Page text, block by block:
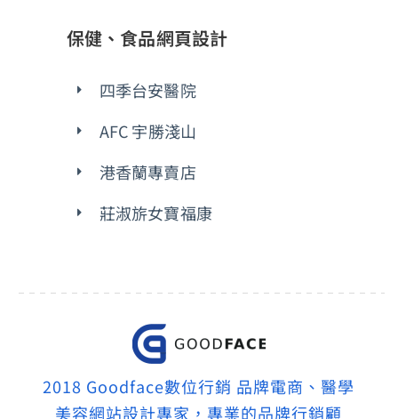
保健、食品網頁設計
四季台安醫院
AFC 宇勝淺山
港香蘭專賣店
莊淑旂女寶福康
2018 Goodface數位行銷 品牌電商、醫學
美容網站設計專家，專業的品牌行銷顧